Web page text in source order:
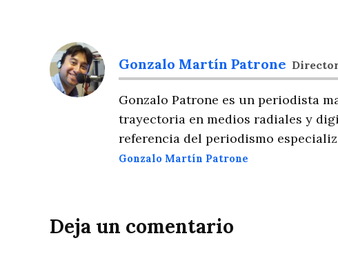
Gonzalo Martín Patrone
Gonzalo Patrone es un periodista
trayectoria en medios radiales y
referencia del periodismo
Gonzalo Martín Patrone
Deja un comentario